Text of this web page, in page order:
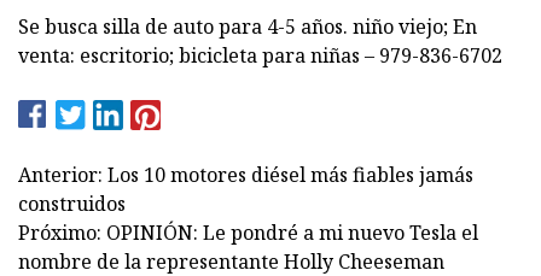
Se busca silla de auto para 4-5 años. niño viejo; En
venta: escritorio; bicicleta para niñas – 979-836-6702
Anterior: Los 10 motores diésel más fiables jamás
construidos
Próximo: OPINIÓN: Le pondré a mi nuevo Tesla el
nombre de la representante Holly Cheeseman